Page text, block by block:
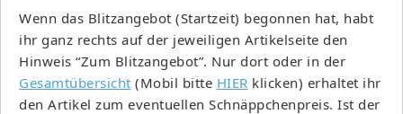
Wenn das Blitzangebot (Startzeit) begonnen hat, habt
ihr ganz rechts auf der jeweiligen Artikelseite den
Hinweis “Zum Blitzangebot”. Nur dort oder in der
Gesamtübersicht (Mobil bitte HIER klicken) erhaltet ihr
den Artikel zum eventuellen Schnäppchenpreis. Ist der